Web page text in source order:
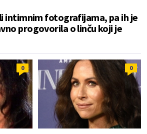
intimnim fotografijama, pa ih je
progovorila o linču koji je
0 0